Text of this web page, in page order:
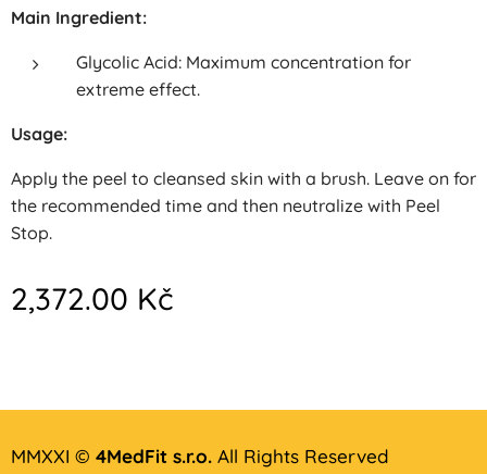
Main Ingredient:
Glycolic Acid: Maximum concentration for
extreme effect.
Usage:
Apply the peel to cleansed skin with a brush. Leave on for
the recommended time and then neutralize with Peel
Stop.
2,372.00 Kč
MMXXI © 4MedFit s.r.o. All Rights Reserved